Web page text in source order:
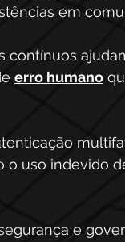
em
contínuos
erro humano
o uso indevido
e